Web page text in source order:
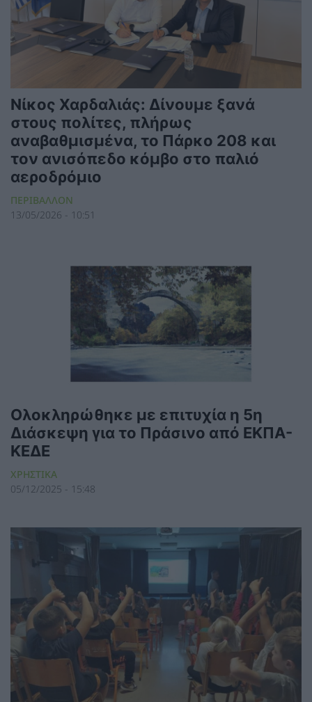
Νίκος Χαρδαλιάς: Δίνουμε ξανά
στους πολίτες, πλήρως
αναβαθμισμένα, το Πάρκο 208 και
τον ανισόπεδο κόμβο στο παλιό
αεροδρόμιο
ΠΕΡΙΒΑΛΛΟΝ
13/05/2026 - 10:51
Ολοκληρώθηκε με επιτυχία η 5η
Διάσκεψη για το Πράσινο από ΕΚΠΑ-
ΚΕΔΕ
ΧΡΗΣΤΙΚΑ
05/12/2025 - 15:48